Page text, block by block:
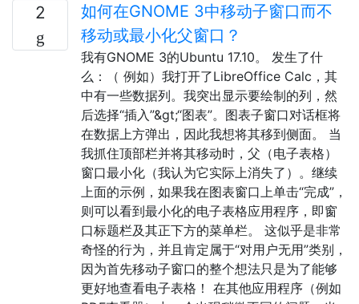
2
如何在GNOME 3中移动子窗口而不
移动或最小化父窗口？
我有GNOME 3的Ubuntu 17.10。 发生了什
么：（ 例如）我打开了LibreOffice Calc，其
中有一些数据列。我突出显示要绘制的列，然
后选择“插入”&gt;“图表”。图表子窗口对话框将
在数据上方弹出，因此我想将其移到侧面。 当
我抓住顶部栏并将其移动时，父（电子表格）
窗口最小化（我认为它实际上消失了）。继续
上面的示例，如果我在图表窗口上单击“完成”，
则可以看到最小化的电子表格应用程序，即窗
口标题栏及其正下方的菜单栏。 这似乎是非常
奇怪的行为，并且肯定属于“对用户无用”类别，
因为首先移动子窗口的整个想法只是为了能够
更好地查看电子表格！ 在其他应用程序（例如